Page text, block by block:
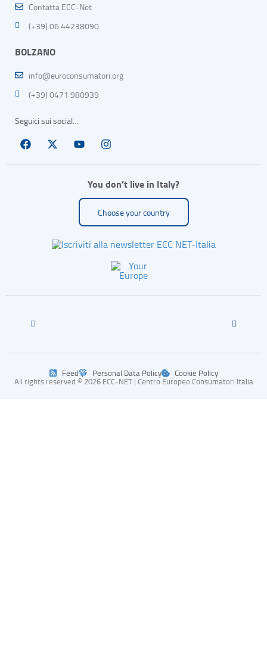
Contatta ECC-Net
(+39) 06.44238090
BOLZANO
info@euroconsumatori.org
(+39) 0471 980939
Seguici sui social…
You don’t live in Italy?
Choose your country
All rights reserved © 2026 ECC-NET | Centro Europeo Consumatori Italia
Feed Personal Data Policy Cookie Policy